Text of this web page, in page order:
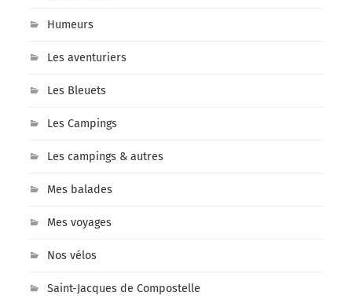
Humeurs
Les aventuriers
Les Bleuets
Les Campings
Les campings & autres
Mes balades
Mes voyages
Nos vélos
Saint-Jacques de Compostelle